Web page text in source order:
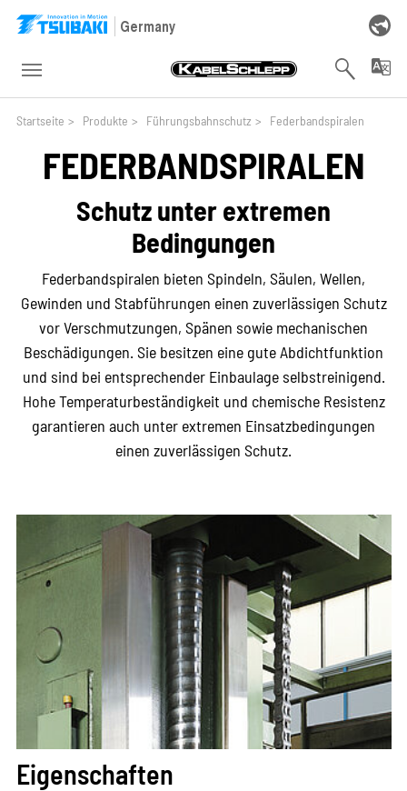
Skip to main navigation
Skip to main content
Skip to page footer
Germany
Startseite > Produkte > Führungsbahnschutz > Federbandspiralen
FEDERBANDSPIRALEN
Schutz unter extremen
Bedingungen
Federbandspiralen bieten Spindeln, Säulen, Wellen,
Gewinden und Stabführungen einen zuverlässigen Schutz
vor Verschmutzungen, Spänen sowie mechanischen
Beschädigungen. Sie besitzen eine gute Abdichtfunktion
und sind bei entsprechender Einbaulage selbstreinigend.
Hohe Temperaturbeständigkeit und chemische Resistenz
garantieren auch unter extremen Einsatzbedingungen
einen zuverlässigen Schutz.
Eigenschaften